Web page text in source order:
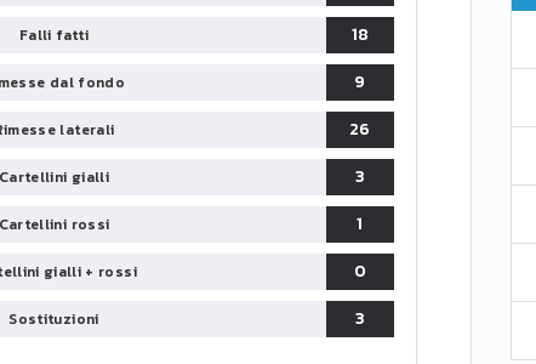
Falli fatti
18
dal fondo
9
laterali
26
Cartellini gialli
3
Cartellini rossi
1
gialli + rossi
0
Sostituzioni 3
53
2 38
38
4 38
5